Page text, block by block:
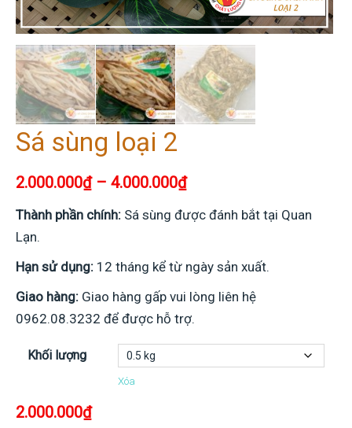
Sá sùng loại 2
2.000.000₫– 4.000.000₫
Thành phần chính: Sá sùng được đánh bắt tại Quan
Lạn.
Hạn sử dụng: 12 tháng kể từ ngày sản xuất.
Giao hàng: Giao hàng gấp vui lòng liên hệ
0962.08.3232 để được hỗ trợ.
Khối lượng
Xóa
2.000.000₫